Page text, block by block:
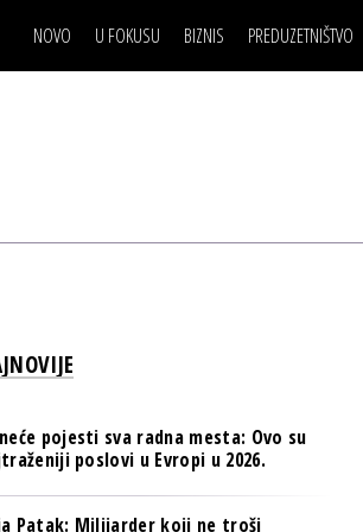
NOVO U FOKUSU BIZNIS
ESG & ENERGY
PULS REGIONA
NOVO NA RAFU
PREDUZETNIŠTVO
IZJAVA DANABIZNIS SCENA
NOVO NA RAFU
pojesti sva radna mesta: Ovo su
poslovi u Evropi u 2026.
Patak: Milijarder koji ne troši